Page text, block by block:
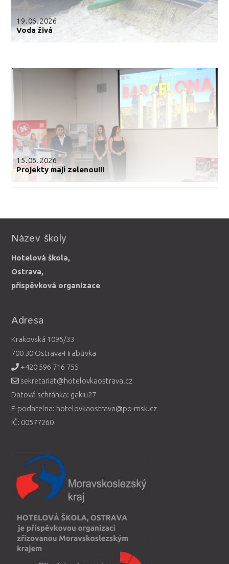
19.06.2026
Voda živá
15.06.2026
Projekty mají zelenou!!!
Název školy
Hotelová škola,
Ostrava,
příspěvková organizace
Adresa
Krakovská 1095/33
700 30 Ostrava-Hrabůvka
+420 596 716 755
sekretariat@hotelovkaostrava.cz
Datová schránka: gakiu27
E-podatelna: hotelovkaostrava@po-msk.cz
IČ: 00577260